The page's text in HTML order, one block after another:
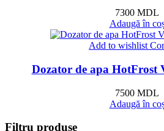
7300 MDL
Adaugă în
Add to wishlist
Dozator de apa HotFrost
7500 MDL
Adaugă în
Filtru produse